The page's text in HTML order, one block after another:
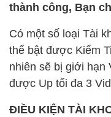
thành công, Bạn
Có một số loại Tài
thể bật được Kiếm
nhiên sẽ bị giới hạn
được Up tối đa 3
ĐIỀU KIỆN TÀI